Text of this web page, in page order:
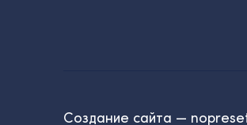
Создание сайта —